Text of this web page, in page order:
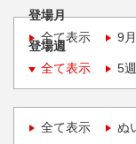
登場月
全て表示
9月
登場週
全て表示
5週
全て表示 ぬ